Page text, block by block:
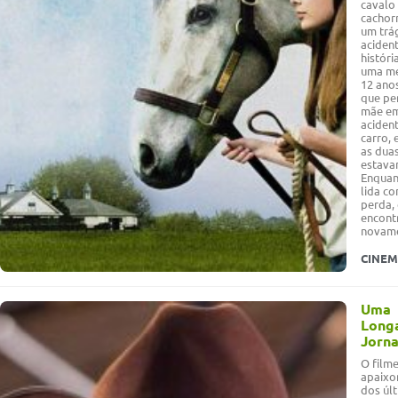
cavalo
um
uma
12
que
mãe
carro,
as
lida
perda,
Uma
O
dos